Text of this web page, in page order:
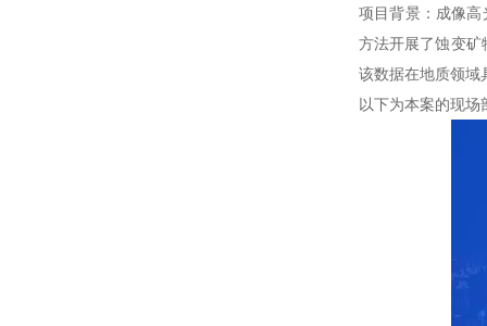
项目背景：成像
方法开展了蚀变矿
该数据在地质领域
以下为本案的现